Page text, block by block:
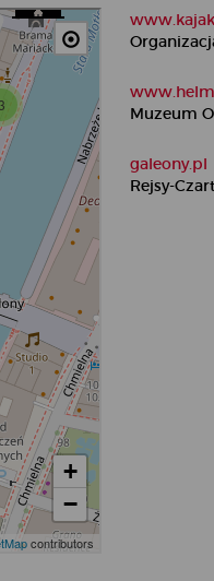
Muzeum
galeony.pl
Rejsy-